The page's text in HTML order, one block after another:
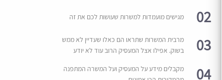
02 מגישים מועמדות למשרות שעושות לכם את זה
03
מרבית המשרות שתראו הם כאלו שעדיין לא ממש
בשוק. אפילו אצל המעסיק הרוב עוד לא יודע
04
מקבלים מידע על המעסיק ועל המשרה המתפנה